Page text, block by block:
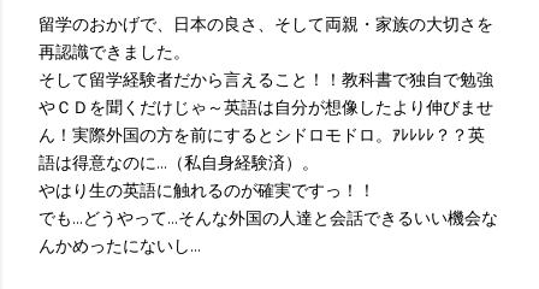
留学のおかげで、日本の良さ、そして両親・家族の大切さを
再認識できました。
そして留学経験者だから言えること！！教科書で独自で勉強
やＣＤを聞くだけじゃ～英語は自分が想像したより伸びませ
ん！実際外国の方を前にするとシドロモドロ。ｱﾚﾚﾚﾚ？？英
語は得意なのに...（私自身経験済）。
やはり生の英語に触れるのが確実ですっ！！
でも...どうやって...そんな外国の人達と会話できるいい機会な
んかめったにないし...